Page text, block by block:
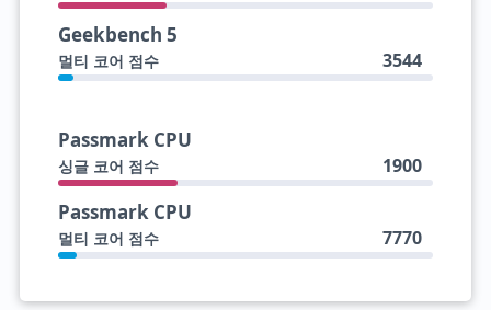
Geekbench 5
멀티 코어 점수 3544
Passmark CPU
싱글 코어 점수 1900
Passmark CPU
멀티 코어 점수 7770